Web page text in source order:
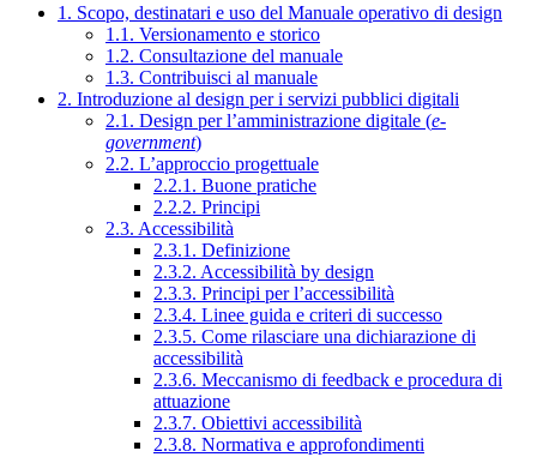
1. Scopo, destinatari e uso del Manuale operativo di design
1.1. Versionamento e storico
1.2. Consultazione del manuale
1.3. Contribuisci al manuale
2. Introduzione al design per i servizi pubblici digitali
2.1. Design per l’amministrazione digitale (e-
government)
2.2. L’approccio progettuale
2.2.1. Buone pratiche
2.2.2. Principi
2.3. Accessibilità
2.3.1. Definizione
2.3.2. Accessibilità by design
2.3.3. Principi per l’accessibilità
2.3.4. Linee guida e criteri di successo
2.3.5. Come rilasciare una dichiarazione di
accessibilità
2.3.6. Meccanismo di feedback e procedura di
attuazione
2.3.7. Obiettivi accessibilità
2.3.8. Normativa e approfondimenti